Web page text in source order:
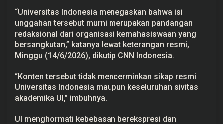
a
u
a
a
“Universitas Indonesia menegaskan bahwa isi
unggahan tersebut murni merupakan pandangan
redaksional dari organisasi kemahasiswaan yang
bersangkutan,” katanya lewat keterangan resmi,
Minggu (14/6/2026), dikutip CNN Indonesia.
“Konten tersebut tidak mencerminkan sikap resmi
Universitas Indonesia maupun keseluruhan sivitas
akademika UI,” imbuhnya.
UI menghormati kebebasan berekspresi dan